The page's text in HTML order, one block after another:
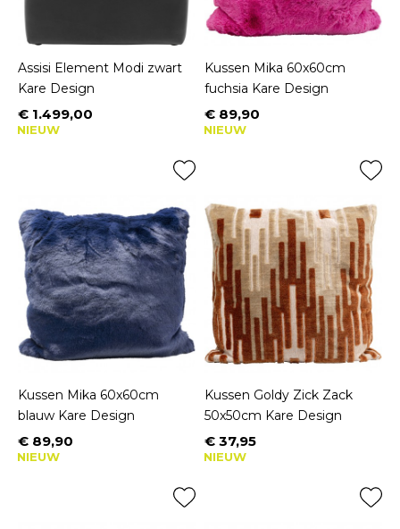
Assisi Element Modi zwart
Kare Design
Prijs
€ 1.499,00
NIEUW
Kussen Mika 60x60cm
fuchsia Kare Design
Prijs
€ 89,90
NIEUW
Kussen Mika 60x60cm
blauw Kare Design
Prijs
€ 89,90
NIEUW
Kussen Goldy Zick Zack
50x50cm Kare Design
Prijs
€ 37,95
NIEUW